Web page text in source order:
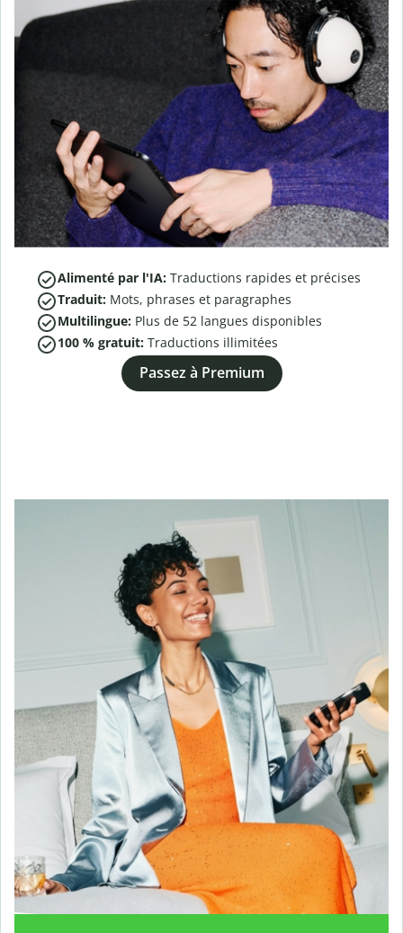
Alimenté par l'IA: Traductions rapides et précises
Traduit: Mots, phrases et paragraphes
Multilingue: Plus de 52 langues disponibles
100 % gratuit: Traductions illimitées
Passez à Premium